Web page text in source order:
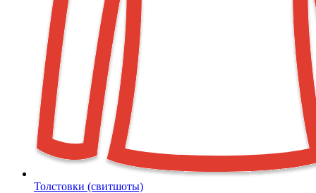
Толстовки (свитшоты)